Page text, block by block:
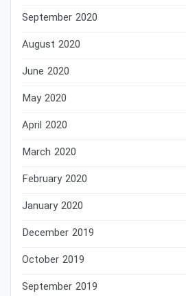
September 2020
August 2020
June 2020
May 2020
April 2020
March 2020
February 2020
January 2020
December 2019
October 2019
September 2019